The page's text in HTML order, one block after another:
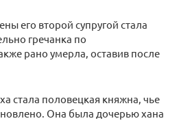
его второй супругой стала
гречанка по
рано умерла, оставив после
стала половецкая княжна, чье
Она была дочерью хана